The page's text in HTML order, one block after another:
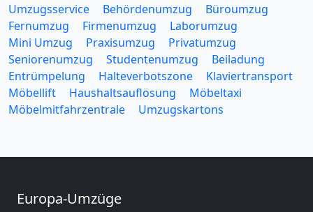
Umzugsservice Behördenumzug
Büroumzug
Fernumzug
Firmenumzug
Laborumzug
Mini Umzug
Praxisumzug
Privatumzug
Seniorenumzug
Studentenumzug
Beiladung
Entrümpelung
Halteverbotszone
Klaviertransport
Möbellift
Haushaltsauflösung
Möbeltaxi
Möbelmitfahrzentrale
Umzugskartons
Europa-Umzüge